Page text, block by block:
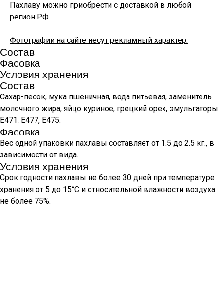
Пахлаву можно приобрести с доставкой в любой
регион РФ.
Фотографии на сайте несут рекламный характер.
Состав
Фасовка
Условия хранения
Состав
Сахар-песок, мука пшеничная, вода питьевая, заменитель
молочного жира, яйцо куриное, грецкий орех, эмульгаторы
Е471, Е477, Е475.
Фасовка
Вес одной упаковки пахлавы составляет от 1.5 до 2.5 кг., в
зависимости от вида.
Условия хранения
Срок годности пахлавы не более 30 дней при температуре
хранения от 5 до 15°С и относительной влажности воздуха
не более 75%.